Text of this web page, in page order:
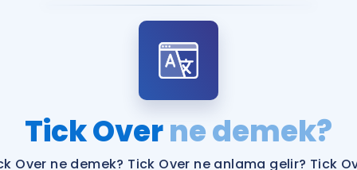
YDS ve YÖKDİL
Tick Overne demek?
Over ne demek? Tick Over ne anlama gelir? Tick